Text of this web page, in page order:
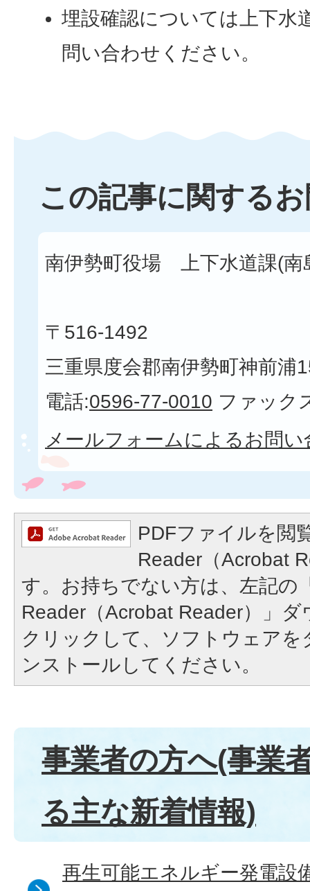
埋設確認については上下水
問い合わせください。
この記事に関する
南伊勢町役場 上下水道課(南
〒516-1492
三重県度会郡南伊勢町神前浦
電話:0596-77-0010 ファック
メールフォームによるお問い
PDFファイルを閲
Reader（Acrobat
す。お持ちでない方は、左記の
Reader（Acrobat Reader）」
クリックして、ソフトウェア
ンストールしてください。
事業者の方へ(事業
る主な新着情報)
再生可能エネルギー発電設